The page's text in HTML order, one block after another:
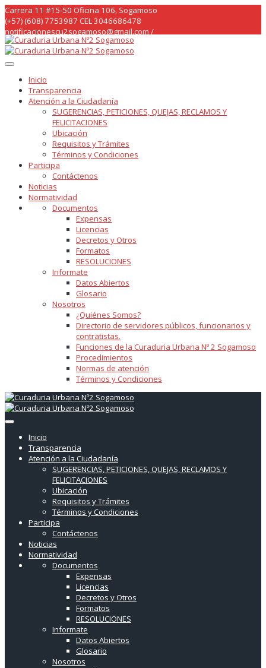
Skip
to
content
Carrera 11 #15-50 Oficina 106, Sogamoso
(+57) (608) 7753987 CEL 3046686478
notificacionescu2sogamoso@gmail.com /
curaduria2sogamoso@gmail.com /
Inicio
Transparencia
Atención a la Ciudadanía
SUGERENCIAS, PETICIONES, QUEJAS, RECLAMOS Y
FELICITACIONES
Ubicación
Requisitos y Trámites
Términos y Condiciones
Participa
Contáctenos
Noticias
Normatividad
Documentos
Expensas
Licencias
Decretos y Otros
Formatos
RESOLUCIONES
Informate
Datos Abiertos
Glosario
Nosotros
¿Quiénes Somos?
Directorio de servidores públicos, funcionarios y
contratistas.
Funciones de la Curaduria Urbana Nº 2 Sogamoso
Procedimientos
Normas de atención
Términos y Condiciones
Inicio
Transparencia
Atención a la Ciudadanía
SUGERENCIAS, PETICIONES, QUEJAS, RECLAMOS Y
FELICITACIONES
Ubicación
Requisitos y Trámites
Términos y Condiciones
Participa
Contáctenos
Noticias
Normatividad
Documentos
Expensas
Licencias
Decretos y Otros
Formatos
RESOLUCIONES
Informate
Datos Abiertos
Glosario
Nosotros